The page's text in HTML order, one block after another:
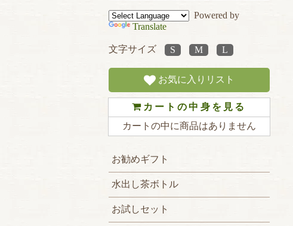
Powered by
Translate
文字サイズ
お気に入りリスト
カートの中身を見る
カートの中に商品はありません
お勧めギフト
水出し茶ボトル
お試しセット